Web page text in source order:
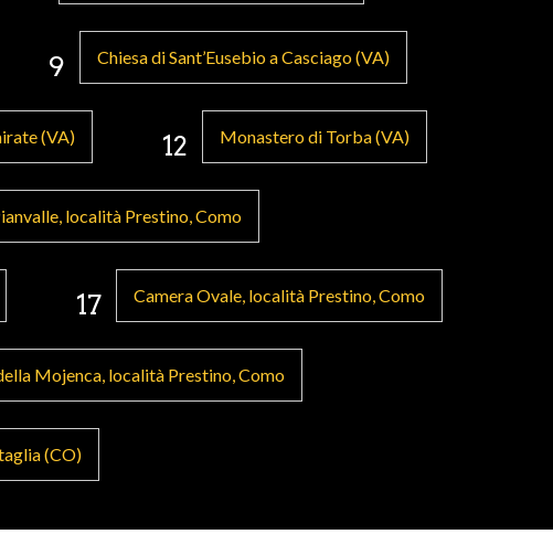
9 Chiesa di Sant’Eusebio a Casciago (VA)
(VA) 12 Monastero di Torba (VA)
località Prestino, Como
17 Camera Ovale, località Prestino, Como
Mojenca, località Prestino, Como
(CO)